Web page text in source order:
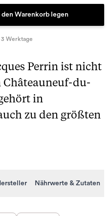
den Warenkorb legen
Werktage
Perrin ist nicht
Châteauneuf-du-
in
zu den größten
Nährwerte & Zutaten